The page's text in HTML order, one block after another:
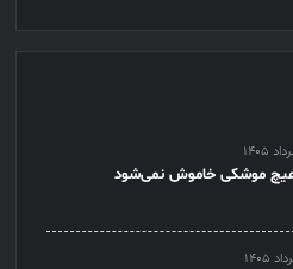
هیچ موشکی خاموش نمی‌شود